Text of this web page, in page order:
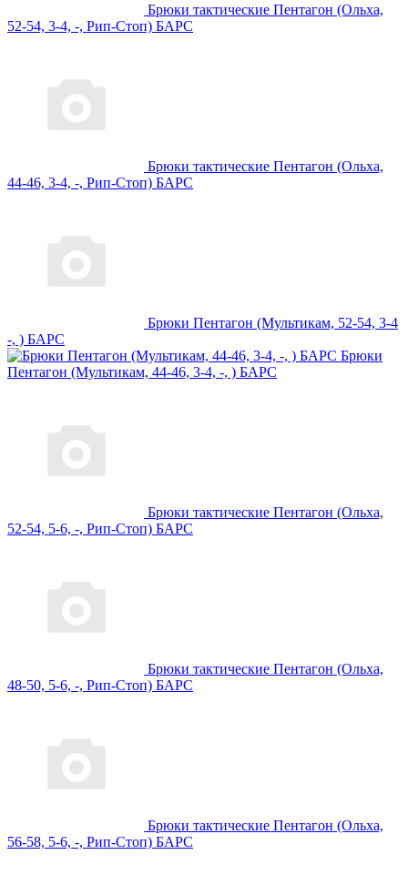
Брюки тактические Пентагон (Ольха,
52-54, 3-4, -, Рип-Стоп) БАРС
Брюки тактические Пентагон (Ольха,
44-46, 3-4, -, Рип-Стоп) БАРС
Брюки Пентагон (Мультикам, 52-54, 3-4
-, ) БАРС
Брюки
Пентагон (Мультикам, 44-46, 3-4, -, ) БАРС
Брюки тактические Пентагон (Ольха,
52-54, 5-6, -, Рип-Стоп) БАРС
Брюки тактические Пентагон (Ольха,
48-50, 5-6, -, Рип-Стоп) БАРС
Брюки тактические Пентагон (Ольха,
56-58, 5-6, -, Рип-Стоп) БАРС